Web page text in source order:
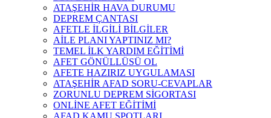
ATAŞEHİR HAVA DURUMU
DEPREM ÇANTASI
AFETLE İLGİLİ BİLGİLER
AİLE PLANI YAPTINIZ MI?
TEMEL İLK YARDIM EĞİTİMİ
AFET GÖNÜLLÜSÜ OL
AFETE HAZIRIZ UYGULAMASI
ATAŞEHİR AFAD SORU-CEVAPLAR
ZORUNLU DEPREM SİGORTASI
ONLİNE AFET EĞİTİMİ
AFAD KAMU SPOTLARI